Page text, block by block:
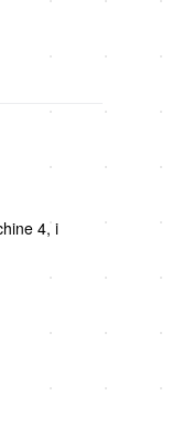
4, i